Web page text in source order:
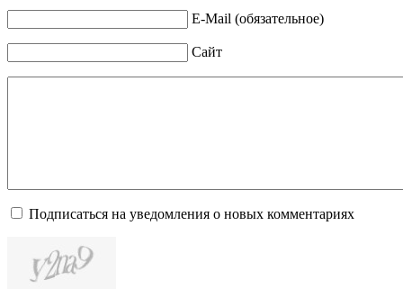
E-Mail (обязательное)
Сайт
Подписаться на уведомления о новых комментариях